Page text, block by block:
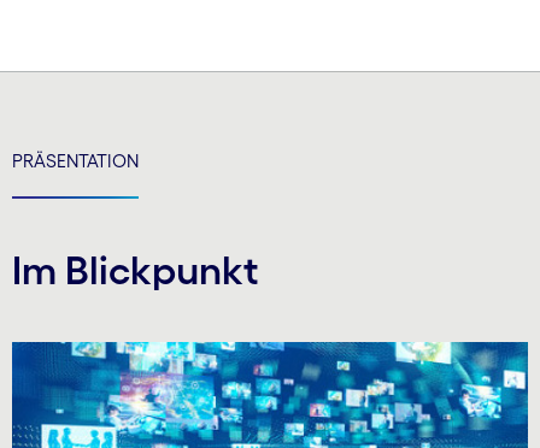
PRÄSENTATION
Im Blickpunkt